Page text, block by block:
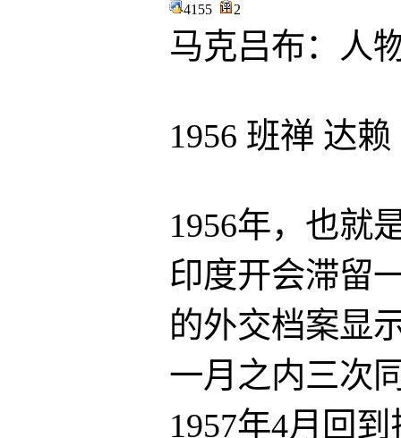
4155
2
马克吕布：人
1956 班禅 达
1956年，也就
印度开会滞留
的外交档案显
一月之内三次
1957年4月回